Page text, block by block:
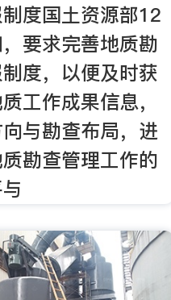
度国土资源部12
要求完善地质勘
度，以便及时获
工作成果信息，
与勘查布局，进
勘查管理工作的